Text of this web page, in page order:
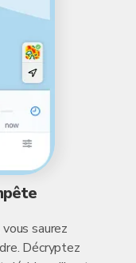
saurez
Décryptez